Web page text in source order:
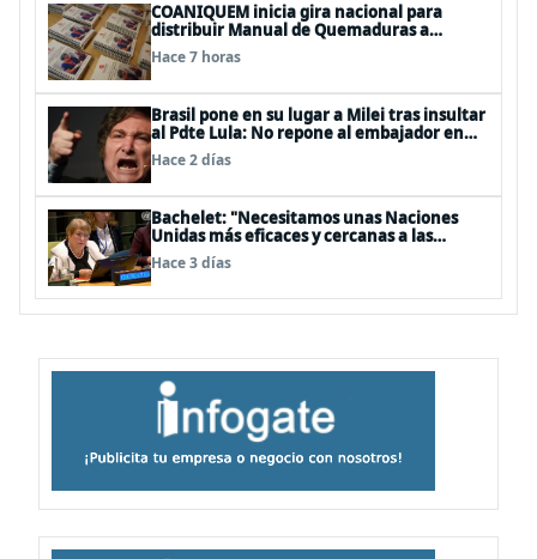
COANIQUEM inicia gira nacional para
distribuir Manual de Quemaduras a
profesionales de la salud
Hace 7 horas
Brasil pone en su lugar a Milei tras insultar
al Pdte Lula: No repone al embajador en
BBSS y rebaja la relación bilateral
Hace 2 días
Bachelet: "Necesitamos unas Naciones
Unidas más eficaces y cercanas a las
personas"
Hace 3 días